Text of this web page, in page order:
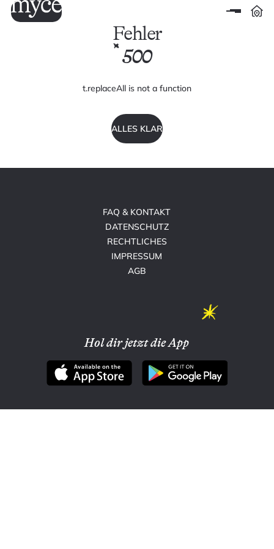
Fehler
500
t.replaceAll is not a function
ALLES KLAR
FAQ & KONTAKT
DATENSCHUTZ
RECHTLICHES
IMPRESSUM
AGB
Hol dir jetzt die App